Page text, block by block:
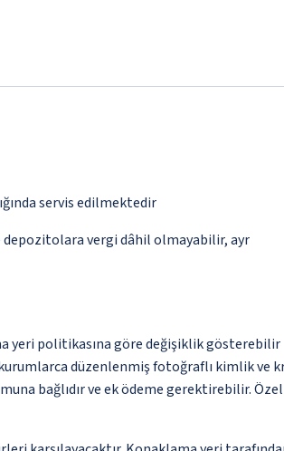
servis edilmektedir
vergi dâhil olmayabilir, ayr
yeri politikasına göre değişiklik gösterebilir
düzenlenmiş fotoğraflı kimlik ve
bağlıdır ve ek ödeme gerektirebilir.